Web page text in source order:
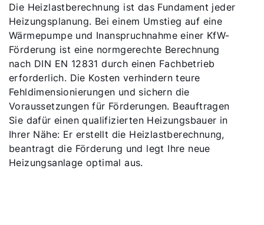
Die Heizlastberechnung ist das Fundament jeder
Heizungsplanung. Bei einem Umstieg auf eine
Wärmepumpe und Inanspruchnahme einer KfW-
Förderung ist eine normgerechte Berechnung
nach DIN EN 12831 durch einen Fachbetrieb
erforderlich. Die Kosten verhindern teure
Fehldimensionierungen und sichern die
Voraussetzungen für Förderungen. Beauftragen
Sie dafür einen qualifizierten Heizungsbauer in
Ihrer Nähe: Er erstellt die Heizlastberechnung,
beantragt die Förderung und legt Ihre neue
Heizungsanlage optimal aus.